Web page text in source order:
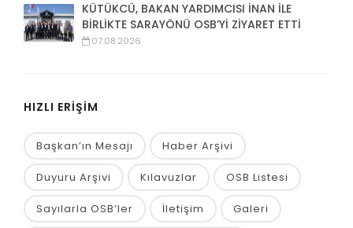
KÜTÜKCÜ, BAKAN YARDIMCISI İNAN İLE
BİRLİKTE SARAYÖNÜ OSB’Yİ ZİYARET ETTİ
07.08.2026
HIZLI ERİŞİM
Başkan’ın Mesajı Haber Arşivi
Duyuru Arşivi Kılavuzlar OSB Listesi
Sayılarla OSB’ler İletişim Galeri